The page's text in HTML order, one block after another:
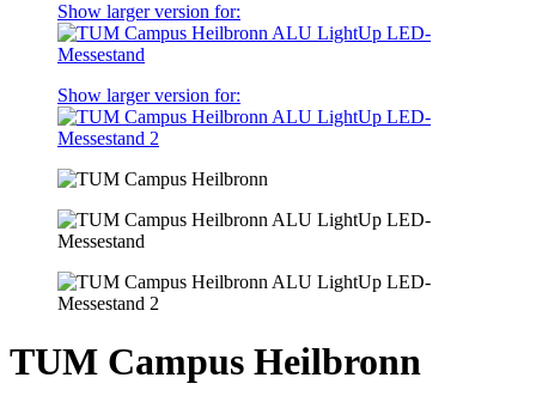
Show larger version for:
Show larger version for:
TUM Campus Heilbronn